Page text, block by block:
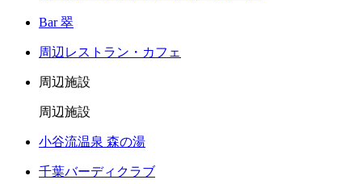
Bar 翠
周辺レストラン・カフェ
周辺施設
周辺施設
小谷流温泉 森の湯
千葉バーディクラブ